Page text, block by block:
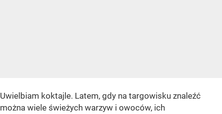
Uwielbiam koktajle. Latem, gdy na targowisku znaleźć
można wiele świeżych warzyw i owoców, ich